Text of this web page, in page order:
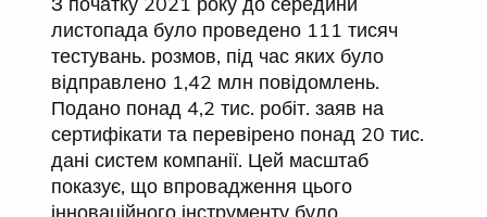
листопада було проведено 111 тисяч
тестувань. розмов, під час яких було
відправлено 1,42 млн повідомлень.
Подано понад 4,2 тис. робіт. заяв на
сертифікати та перевірено понад 20 тис.
дані систем компанії. Цей масштаб
показує, що впровадження цього